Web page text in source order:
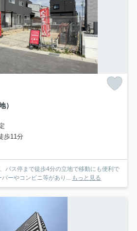
）
歩11分
バス停まで徒歩4分の立地で移動にも便利で
ーやコンビニ等があり... もっと見る